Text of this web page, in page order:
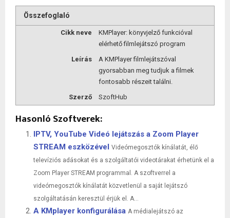
Összefoglaló
Cikk neve
KMPlayer: könyvjelző funkcióval
elérhető filmlejátszó program
Leírás
A KMPlayer filmlejátszóval
gyorsabban meg tudjuk a filmek
fontosabb részeit találni.
Szerző
SzoftHub
Hasonló Szoftverek:
IPTV, YouTube Videó lejátszás a Zoom Player
STREAM eszközével Videómegosztók kínálatát, élő
televíziós adásokat és a szolgáltatói videotárakat érhetünk el a
Zoom Player STREAM programmal. A szoftverrel a
videómegosztók kínálatát közvetlenül a saját lejátszó
szolgáltatásán keresztül érjük el. A...
A KMplayer konfigurálása A médialejátszó az